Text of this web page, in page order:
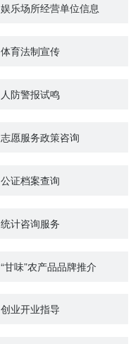
娱乐场所经营单位信息
体育法制宣传
人防警报试鸣
志愿服务政策咨询
公证档案查询
统计咨询服务
“甘味”农产品品牌推介
创业开业指导